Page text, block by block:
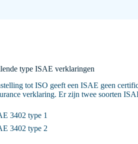
type ISAE verklaringen
tot ISO geeft een ISAE geen
verklaring. Er zijn twee soorten
3402 type 1
3402 type 2